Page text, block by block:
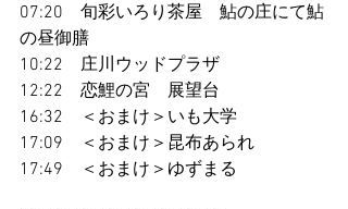
07:20　旬彩いろり茶屋　鮎の庄にて鮎
の昼御膳
10:22　庄川ウッドプラザ
12:22　恋鯉の宮　展望台
16:32　＜おまけ＞いも大学
17:09　＜おまけ＞昆布あられ
17:49　＜おまけ＞ゆずまる